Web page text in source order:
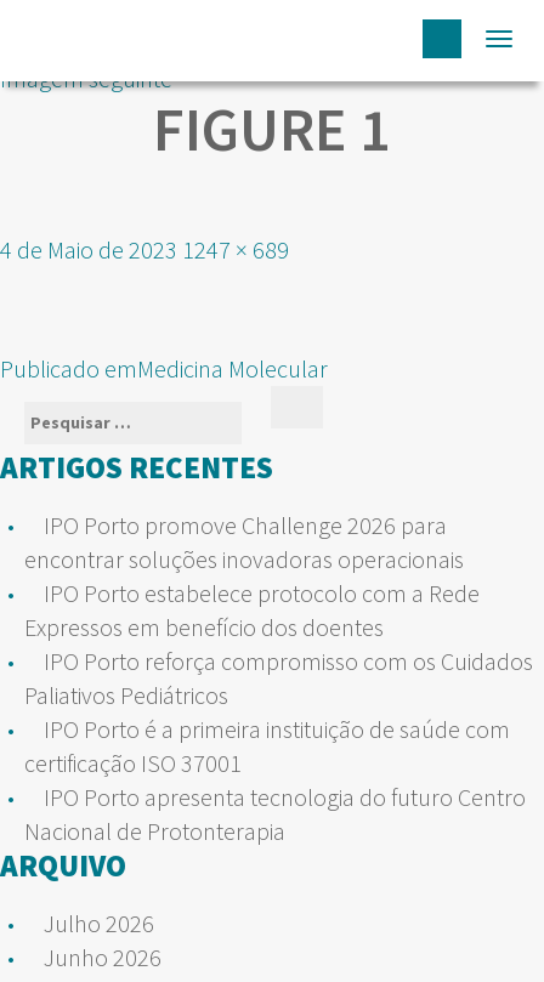
Imagem seguinte
FIGURE 1
Publicado
4 de Maio de 2023 Tamanho
1247 × 689
NAVEGAÇÃO
ARTIGOS
Publicado emMedicina Molecular
Pesquisar
por:
ARTIGOS RECENTES
IPO Porto promove Challenge 2026 para
encontrar soluções inovadoras operacionais
IPO Porto estabelece protocolo com a Rede
Expressos em benefício dos doentes
IPO Porto reforça compromisso com os Cuidados
Paliativos Pediátricos
IPO Porto é a primeira instituição de saúde com
certificação ISO 37001
IPO Porto apresenta tecnologia do futuro Centro
Nacional de Protonterapia
ARQUIVO
Julho 2026
Junho 2026